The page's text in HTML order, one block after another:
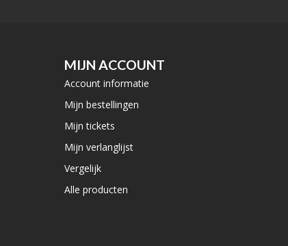
MIJN ACCOUNT
Account informatie
Mijn bestellingen
Mijn tickets
Mijn verlanglijst
Vergelijk
Alle producten